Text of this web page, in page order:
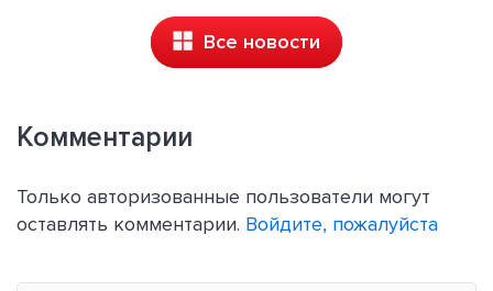
Все новости
Комментарии
Только авторизованные пользователи могут
оставлять комментарии. Войдите, пожалуйста